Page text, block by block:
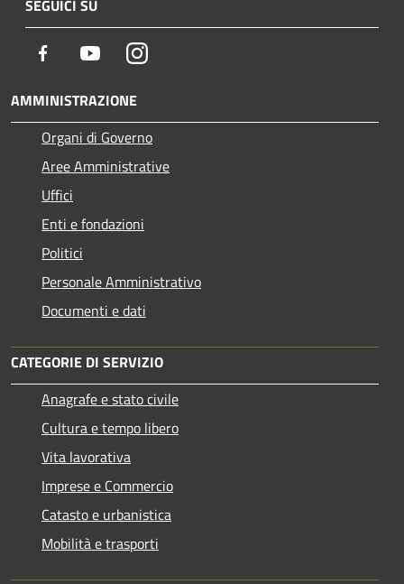
SEGUICI SU
Facebook YoutubeInstagram
AMMINISTRAZIONE
Organi di Governo
Aree Amministrative
Uffici
Enti e fondazioni
Politici
Personale Amministrativo
Documenti e dati
CATEGORIE DI SERVIZIO
Anagrafe e stato civile
Cultura e tempo libero
Vita lavorativa
Imprese e Commercio
Catasto e urbanistica
Mobilità e trasporti